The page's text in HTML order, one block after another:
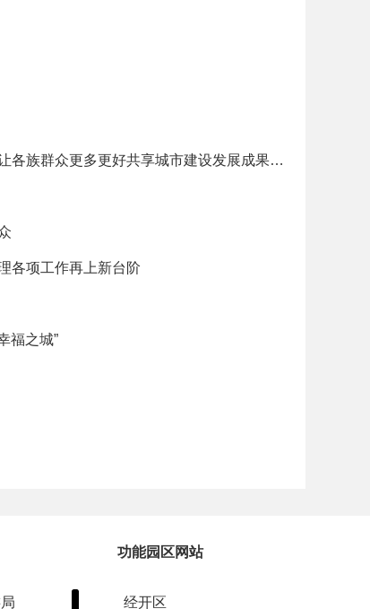
肖友才实地调研药王山环境整治工程推进情况时强调以更加饱满的热情严格的标准扎实的举措稳步推进各项工作早日让各族群众更多更好共享城市建设发展成果王强参加
各项工作再上新台阶
福之城”
功能园区网站
经开区